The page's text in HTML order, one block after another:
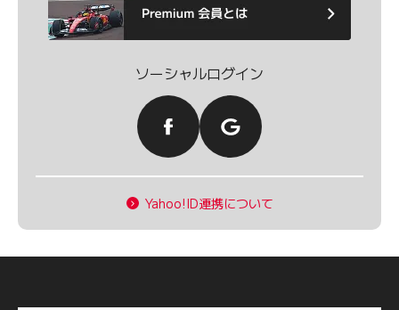
ソーシャルログイン
Yahoo!ID連携について